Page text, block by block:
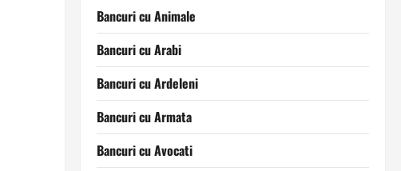
Bancuri cu Animale
Bancuri cu Arabi
Bancuri cu Ardeleni
Bancuri cu Armata
Bancuri cu Avocati